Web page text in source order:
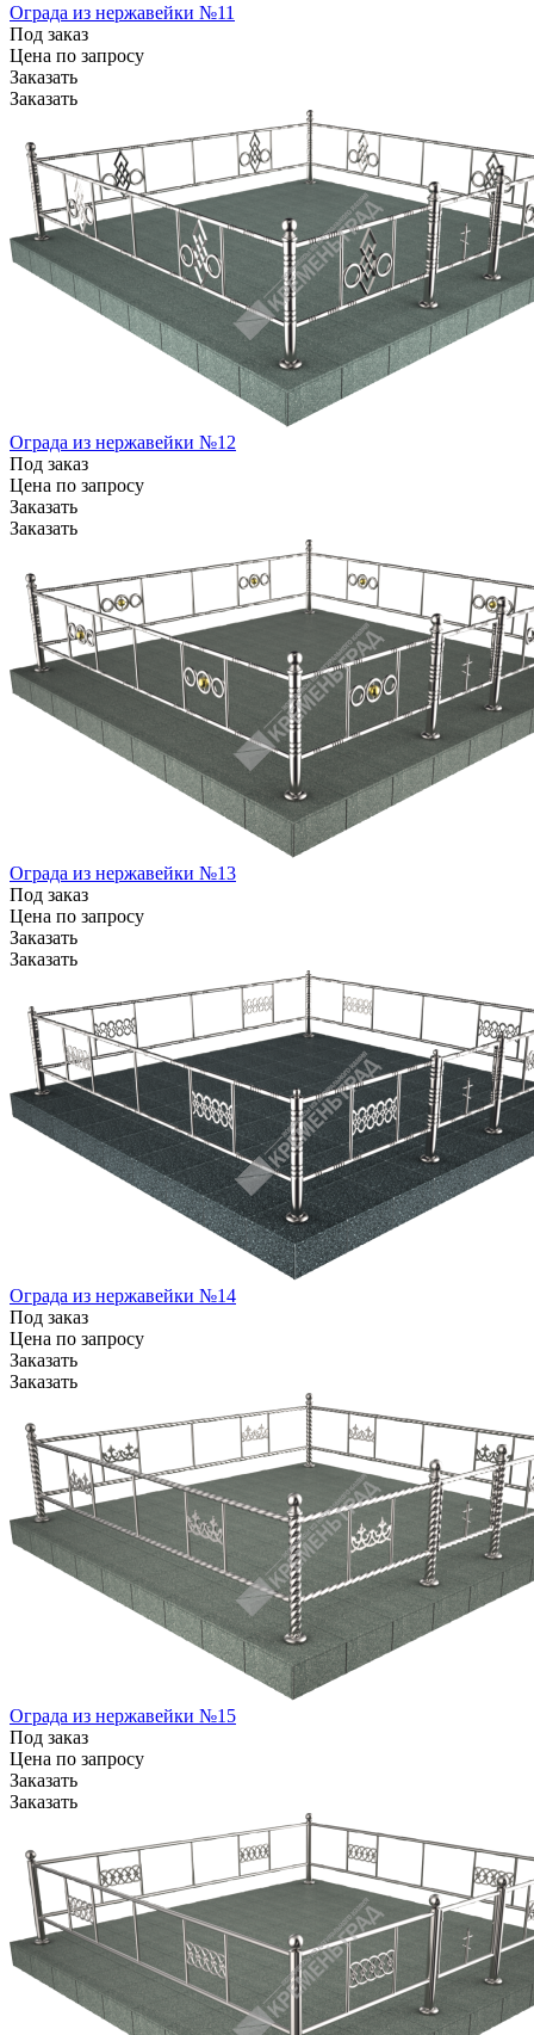
Ограда из нержавейки №11
Под заказ
Цена по запросу
Заказать
Заказать
Ограда из нержавейки №12
Под заказ
Цена по запросу
Заказать
Заказать
Ограда из нержавейки №13
Под заказ
Цена по запросу
Заказать
Заказать
Ограда из нержавейки №14
Под заказ
Цена по запросу
Заказать
Заказать
Ограда из нержавейки №15
Под заказ
Цена по запросу
Заказать
Заказать